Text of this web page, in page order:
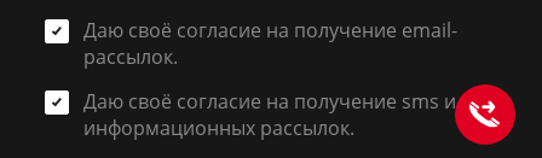
Даю своё согласие на получение email-
рассылок.
Даю своё согласие на получение sms и
информационных рассылок.